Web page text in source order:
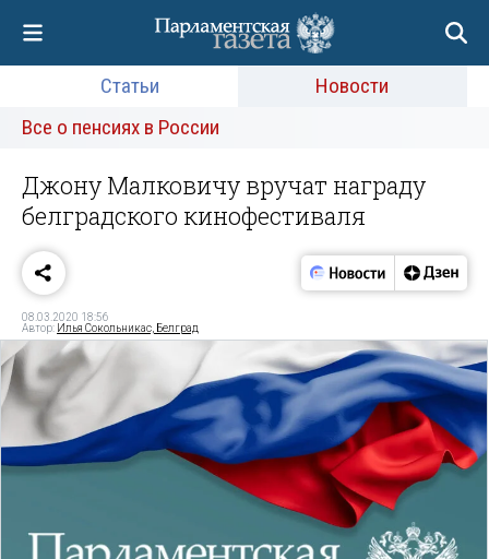
Статьи
Новости
Все о пенсиях в России
Джону Малковичу вручат награду
белградского кинофестиваля
08.03.2020 18:56
Автор: Илья Сокольникас, Белград